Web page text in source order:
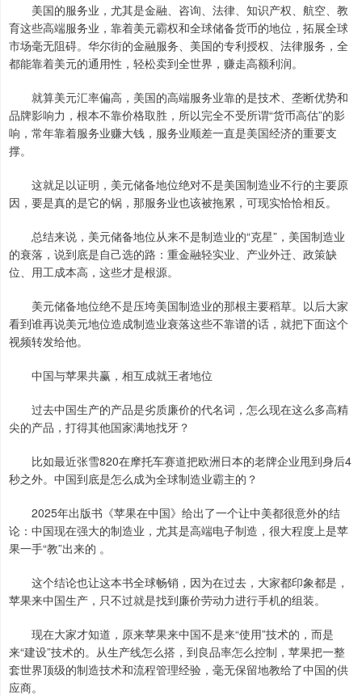
美国的服务业，尤其是金融、咨询、法律、知识产权、航空、教
育这些高端服务业，靠着美元霸权和全球储备货币的地位，拓展全球
市场毫无阻碍。华尔街的金融服务、美国的专利授权、法律服务，全
都能靠着美元的通用性，轻松卖到全世界，赚走高额利润。
就算美元汇率偏高，美国的高端服务业靠的是技术、垄断优势和
品牌影响力，根本不靠价格取胜，所以完全不受所谓“货币高估”的影
响，常年靠着服务业赚大钱，服务业顺差一直是美国经济的重要支
撑。
这就足以证明，美元储备地位绝对不是美国制造业不行的主要原
因，要是真的是它的锅，那服务业也该被拖累，可现实恰恰相反。
总结来说，美元储备地位从来不是制造业的“克星”，美国制造业
的衰落，说到底是自己选的路：重金融轻实业、产业外迁、政策缺
位、用工成本高，这些才是根源。
美元储备地位绝不是压垮美国制造业的那根主要稻草。以后大家
看到谁再说美元地位造成制造业衰落这些不靠谱的话，就把下面这个
视频转发给他。
中国与苹果共赢，相互成就王者地位
过去中国生产的产品是劣质廉价的代名词，怎么现在这么多高精
尖的产品，打得其他国家满地找牙？
比如最近张雪820在摩托车赛道把欧洲日本的老牌企业甩到身后4
秒之外。中国到底是怎么成为全球制造业霸主的？
2025年出版书《苹果在中国》给出了一个让中美都很意外的结
论：中国现在强大的制造业，尤其是高端电子制造，很大程度上是苹
果一手“教”出来的 。
这个结论也让这本书全球畅销，因为在过去，大家都印象都是，
苹果来中国生产，只不过就是找到廉价劳动力进行手机的组装。
现在大家才知道，原来苹果来中国不是来“使用”技术的，而是
来“建设”技术的。从生产线怎么搭，到良品率怎么控制，苹果把一整
套世界顶级的制造技术和流程管理经验，毫无保留地教给了中国的供
应商。